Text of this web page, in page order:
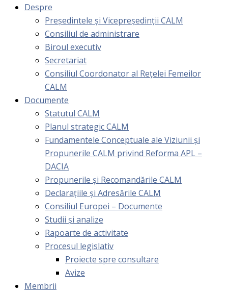
Despre
Președintele și Vicepreședinții CALM
Consiliul de administrare
Biroul executiv
Secretariat
Consiliul Coordonator al Rețelei Femeilor
CALM
Documente
Statutul CALM
Planul strategic CALM
Fundamentele Conceptuale ale Viziunii și
Propunerile CALM privind Reforma APL –
DACIA
Propunerile și Recomandările CALM
Declarațiile și Adresările CALM
Consiliul Europei – Documente
Studii și analize
Rapoarte de activitate
Procesul legislativ
Proiecte spre consultare
Avize
Membrii